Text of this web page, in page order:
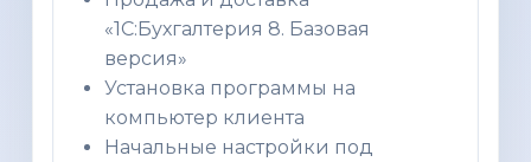
«1С:Бухгалтерия 8. Базовая
версия»
Установка программы на
компьютер клиента
Начальные настройки под